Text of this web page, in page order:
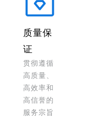
质量保
证
贯彻遵循
高质量、
高效率和
高信誉的
服务宗旨